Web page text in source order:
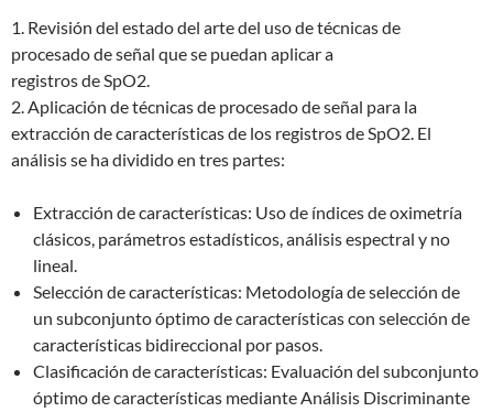
1. Revisión del estado del arte del uso de técnicas de
procesado de señal que se puedan aplicar a
registros de SpO2.
2. Aplicación de técnicas de procesado de señal para la
extracción de características de los registros de SpO2. El
análisis se ha dividido en tres partes:
Extracción de características: Uso de índices de oximetría
clásicos, parámetros estadísticos, análisis espectral y no
lineal.
Selección de características: Metodología de selección de
un subconjunto óptimo de características con selección de
características bidireccional por pasos.
Clasificación de características: Evaluación del subconjunto
óptimo de características mediante Análisis Discriminante